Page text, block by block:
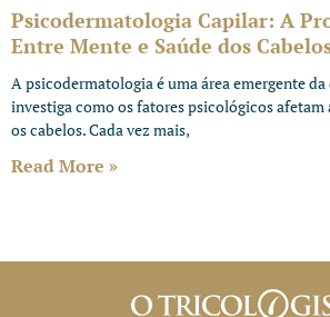
Psicodermatologia Capilar: A
Entre Mente e Saúde dos
A psicodermatologia é uma área emergente
investiga como os fatores psicológicos afetam
os cabelos. Cada vez mais,
Read More »